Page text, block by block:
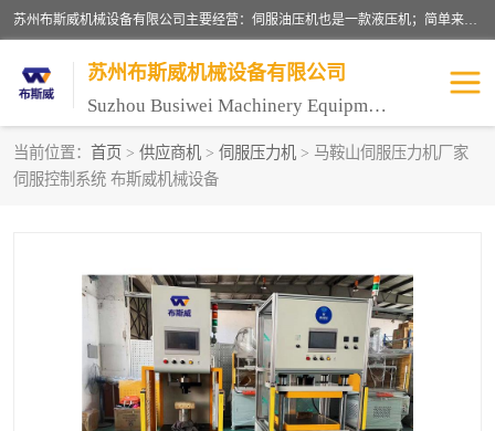
苏州布斯威机械设备有限公司主要经营：伺服油压机也是一款液压机；简单来说，传统的油压机，选用的是普通电机，普通电机容易发热，容易烧坏。伺服油压机采用先进的伺服电机，一般选用汇川 、日本大金、台达等品牌。伺服电机配套伺服泵还有伺服驱动器等部件，这样机器的电机过热，能耗的控制、机器工作的噪音都得到了完美的解决。
苏州布斯威机械设备有限公司
Suzhou Busiwei Machinery Equipment Co., Ltd.
当前位置： 首页 > 供应商机 > 伺服压力机 > 马鞍山伺服压力机厂家
伺服控制系统 布斯威机械设备
单柱油压机-C型油压机
气压机-气动压床 精密伺服压力机
伺服压力机